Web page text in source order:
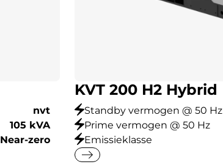
nvt
105 kVA
Near-zero
KVT 200 H2 Hybrid
Standby vermogen @ 50 Hz
Prime vermogen @ 50 Hz
Emissieklasse
east